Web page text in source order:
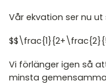
Vår ekvation ser nu ut
Vi förlänger igen så
minsta